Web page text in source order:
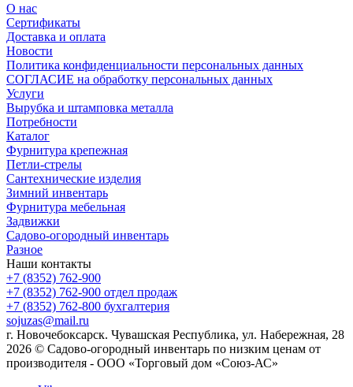
О нас
Сертификаты
Доставка и оплата
Новости
Политика конфиденциальности персональных данных
СОГЛАСИЕ на обработку персональных данных
Услуги
Вырубка и штамповка металла
Потребности
Каталог
Фурнитура крепежная
Петли-стрелы
Сантехнические изделия
Зимний инвентарь
Фурнитура мебельная
Задвижки
Садово-огородный инвентарь
Разное
Наши контакты
+7 (8352) 762-900
+7 (8352) 762-900 отдел продаж
+7 (8352) 762-800 бухгалтерия
sojuzas@mail.ru
г. Новочебоксарск. Чувашская Республика, ул. Набережная, 28
2026 © Садово-огородный инвентарь по низким ценам от
производителя - ООО «Торговый дом «Союз-АС»